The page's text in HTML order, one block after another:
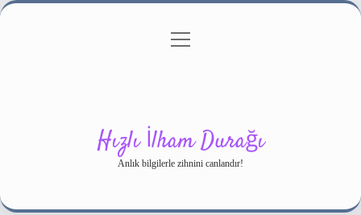
Gizlilik Politikası
menüyü
Hızlı İlham Durağı
Anlık bilgilerle zihnini canlandır!